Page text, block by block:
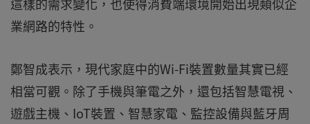
這樣的需求變化，也使得消費端環境開始出現類似企
業網路的特性。
鄭智成表示，現代家庭中的Wi-Fi裝置數量其實已經
相當可觀。除了手機與筆電之外，還包括智慧電視、
遊戲主機、IoT裝置、智慧家電、監控設備與藍牙周